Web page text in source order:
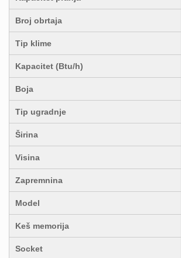
Broj obrtaja
Tip klime
Kapacitet (Btu/h)
Boja
Tip ugradnje
Širina
Visina
Zapremnina
Model
Keš memorija
Socket